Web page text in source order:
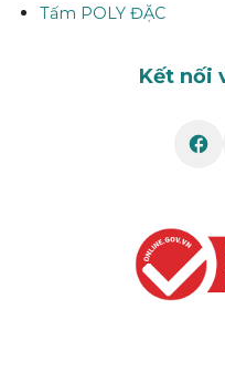
Tấm POLY ĐẶC
Kết nối